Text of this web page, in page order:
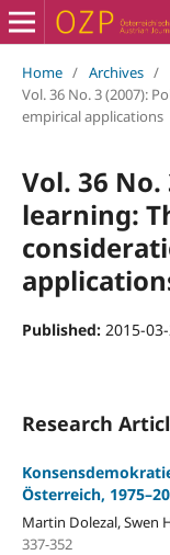
Home / Archives /
Vol. 36 No. 3 (2007):
empirical applications
Vol. 36 No.
learning:
Published: 2015-
Research
Österreich,
Martin Dolezal, Swen
337-352